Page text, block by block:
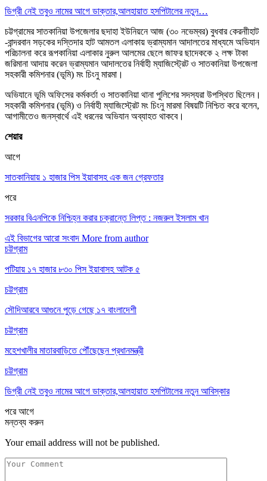
ডিগ্রী নেই তবুও নামের আগে ডাক্তার,আলহায়াত হসপিটালের নতুন…
চট্টগ্রামের সাতকানিয়া উপজেলার ছদাহা ইউনিয়নে আজ (৩০ নভেম্বর) বুধবার কেরনাীহাট
-বান্দরবান সড়কের দস্তিদার হাট আমতল এলাকায় ভ্রাম্যমান আদালতের মাধ্যমে অভিযান
পরিচালনা করে রূপকানিয়া এলাকার নুরুল আলমের ছেলে জাফর ছাদেককে ২ লক্ষ টাকা
জরিমানা আদায় করেন ভ্রাম্যমান আদালতের নির্বাহী ম্যাজিস্ট্রেট ও সাতকানিয়া উপজেলা
সহকারী কমিশনার (ভূমি) মং চিংনু মারমা।
অভিযানে ভূমি অফিসের কর্মকর্তা ও সাতকানিয়া থানা পুলিশের সদস্যরা উপস্থিত ছিলেন।
সহকারী কমিশনার (ভূমি) ও নির্বাহী ম্যাজিস্ট্রেট মং চিংনু মারমা বিষয়টি নিশ্চিত করে বলেন,
আগামীতেও জনস্বার্থে এই ধরনের অভিযান অব্যাহত থাকবে।
শেয়ার
আগে
সাতকানিয়ায় ১ হাজার পিস ইয়াবাসহ এক জন গ্রেফতার
পরে
সরকার বিএনপিকে নিশ্চিহ্ন করার চক্রান্তে লিপ্ত : নজরুল ইসলাম খান
এই বিভাগের আরো সংবাদ More from author
চট্টগ্রাম
পটিয়ায় ১৭ হাজার ৮৩০ পিস ইয়াবাসহ আটক ৫
চট্টগ্রাম
সৌদিআরবে আগুনে পুড়ে গেছে ১৭ বাংলাদেশী
চট্টগ্রাম
মহেশখালীর মাতারবাড়িতে পৌঁছেছেন প্রধানমন্ত্রী
চট্টগ্রাম
ডিগ্রী নেই তবুও নামের আগে ডাক্তার,আলহায়াত হসপিটালের নতুন আবিস্কার
পরেআগে
মন্তব্য করুন
Your email address will not be published.